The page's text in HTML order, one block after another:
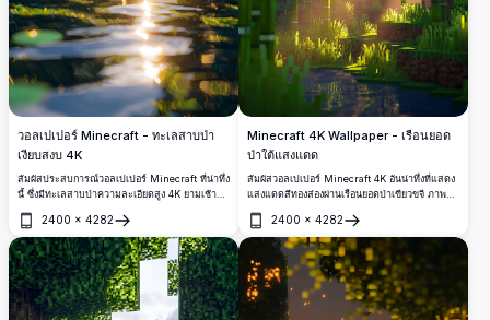
วอลเปเปอร์ Minecraft - ทะเลสาบป่า
เงียบสงบ 4K
สัมผัสประสบการณ์วอลเปเปอร์ Minecraft ที่น่าทึ่ง
นี้ ซึ่งมีทะเลสาบป่าความละเอียดสูง 4K ยามเช้า
ประกาย สะท้อนแสงอาทิตย์สีทอง สมบูรณ์แบบ
สำหรับนักเล่นเกม ภูมิทัศน์ที่มีรายละเอียดนี้ช่วย
เพิ่มหน้าจอเดสก์ท็อปหรือมือถือของคุณด้วยเสน่ห์ที่
ดึงดูดใจ มาพร้อมความเป็นบล็อกที่เป็นเอกลักษณ์
2400 × 4282
เปิด
Minecraft 4K Wallpaper - เรือนยอด
ป่าใต้แสงแดด
สัมผัสวอลเปเปอร์ Minecraft 4K อันน่าทึ่งที่แสดง
แสงแดดสีทองส่องผ่านเรือนยอดป่าเขียวขจี ภาพ
ระหว่างแสงสว่างและเงาในหมู่ต้นไม้สูงใหญ่ สร้าง
บรรยากาศป่าไผ่ที่เงียบสงบและดื่มด่ำ
2400 × 4282
เปิด